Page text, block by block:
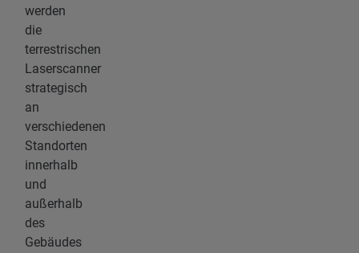
werden
die
terrestrischen
Laserscanner
strategisch
an
verschiedenen
Standorten
innerhalb
und
außerhalb
des
Gebäudes